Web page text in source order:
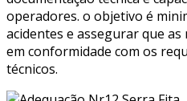
operadores. o objetivo é
acidentes e assegurar que as
em conformidade com os
técnicos.